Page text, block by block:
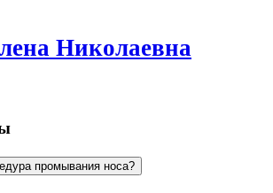
Николаевна
промывания носа?